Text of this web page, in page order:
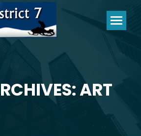
ART
You are here: